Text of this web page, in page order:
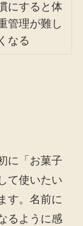
にすると体
管理が難し
くなる
に「お菓子
て使いたい
す。名前に
るように感